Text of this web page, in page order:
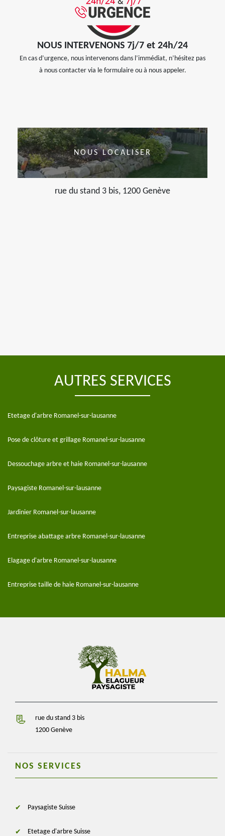
NOUS INTERVENONS 7j/7 et 24h/24
En cas d’urgence, nous intervenons dans l’immédiat, n’hésitez pas
à nous contacter via le formulaire ou à nous appeler.
NOUS LOCALISER
rue du stand 3 bis, 1200 Genève
AUTRES SERVICES
Etetage d'arbre Romanel-sur-lausanne
Pose de clôture et grillage Romanel-sur-lausanne
Dessouchage arbre et haie Romanel-sur-lausanne
Paysagiste Romanel-sur-lausanne
Jardinier Romanel-sur-lausanne
Entreprise abattage arbre Romanel-sur-lausanne
Elagage d'arbre Romanel-sur-lausanne
Entreprise taille de haie Romanel-sur-lausanne
rue du stand 3 bis
1200 Genève
NOS SERVICES
Paysagiste Suisse
Etetage d'arbre Suisse